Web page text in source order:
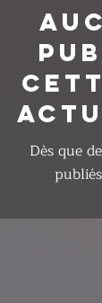
Dès que